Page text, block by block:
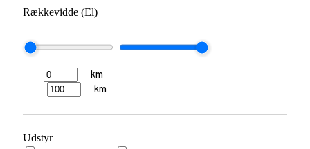
Rækkevidde (El)
km
km
Udstyr